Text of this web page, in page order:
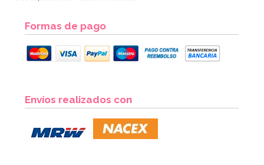
Formas de pago
Envíos realizados con